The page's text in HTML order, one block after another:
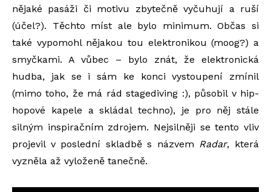
nějaké pasáži či motivu zbytečně vyčuhují a ruší
(účel?). Těchto míst ale bylo minimum. Občas si
také vypomohl nějakou tou elektronikou (moog?) a
smyčkami. A vůbec – bylo znát, že elektronická
hudba, jak se i sám ke konci vystoupení zmínil
(mimo toho, že má rád stagediving :), působil v hip-
hopové kapele a skládal techno), je pro něj stále
silným inspiračním zdrojem. Nejsilněji se tento vliv
projevil v poslední skladbě s názvem Radar, která
vyzněla až vyloženě tanečně.